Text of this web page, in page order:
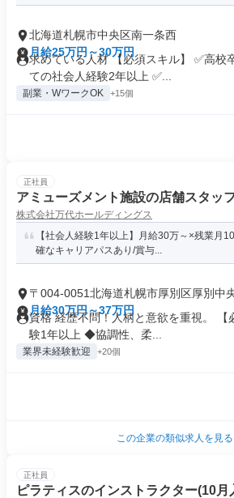
北海道札幌市中央区南一条西
月給25万円～30万円
求めている人材 【必須スキル】 ✅高校
ての社会人経験2年以上 ✅...
副業・WワークOK +15個
正社員
アミューズメント施設の店舗スタッ
株式会社万代ホールディングス
【社会人経験1年以上】月給30万～×残業月
確なキャリアパスあり/賞与...
〒004-0051北海道札幌市厚別区厚別中央
条
月給30万円～37万円
資格 経歴不問！人柄と意欲を重視。
験1年以上 ◆協調性、柔...
業界未経験歓迎 +20個
この企業の類似求人を見る
正社員
ピラティスのインストラクター(10